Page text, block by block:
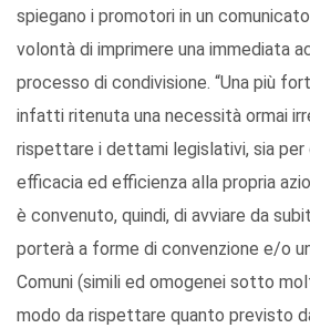
spiegano i promotori in un
volontà di imprimere una immediata
processo di condivisione. “Una più
infatti ritenuta una necessità ormai
rispettare i dettami legislativi, sia per
efficacia ed efficienza alla propria
è convenuto, quindi, di avviare da
porterà a forme di convenzione e/o
Comuni (simili ed omogenei sotto
modo da rispettare quanto previsto